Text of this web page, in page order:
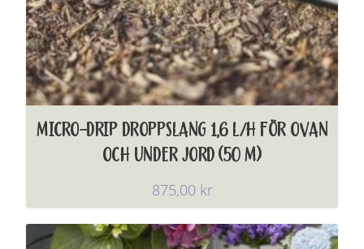
MICRO-DRIP DROPPSLANG 1,6 L/H FÖR OVAN
OCH UNDER JORD (50 M)
875,00 kr